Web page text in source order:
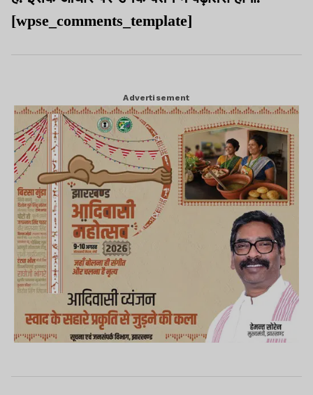
[wpse_comments_template]
Advertisement